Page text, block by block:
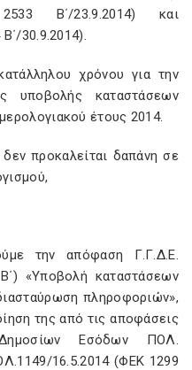
Β΄/23.9.2014) και
30.9.2014).
χρόνου για την
υποβολής καταστάσεων
έτους 2014.
προκαλείται δαπάνη σε
την απόφαση Γ.Γ.Δ.Ε.
«Υποβολή καταστάσεων
πληροφοριών»,
της από τις αποφάσεις
Εσόδων ΠΟΛ.
16.5.2014 (ΦΕΚ 1299